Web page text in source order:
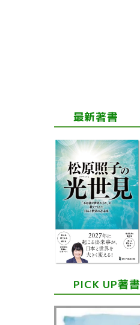
最新著書
PICK UP著書